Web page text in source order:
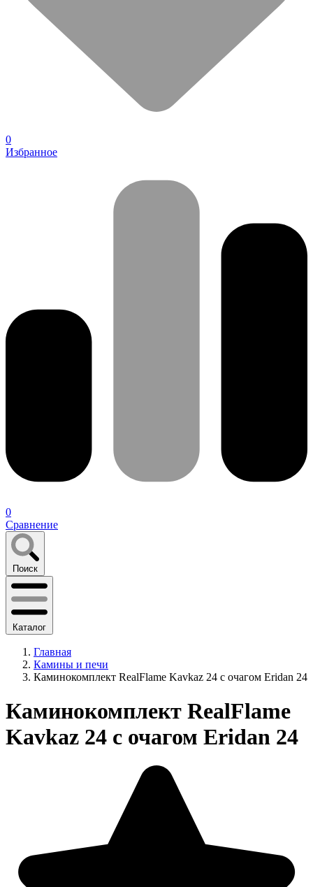
0
Избранное
0
Сравнение
Поиск
Каталог
Главная
Камины и печи
Каминокомплект RealFlame Kavkaz 24 с очагом Eridan 24
Каминокомплект RealFlame
Kavkaz 24 с очагом Eridan 24